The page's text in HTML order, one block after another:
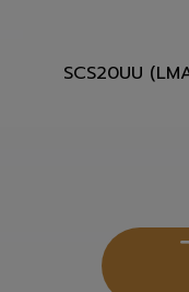
SCS20UU